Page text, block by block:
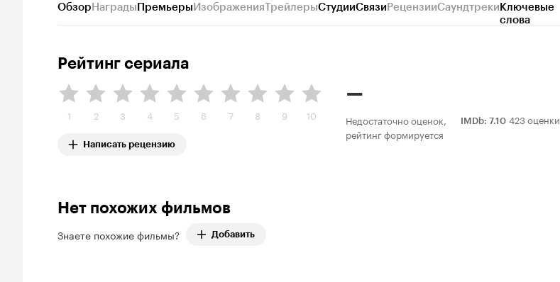
ОбзорНаградыПремьерыИзображенияТрейлерыСтудииСвязиРецензииСаундтрекиКлючевые
слова
Рейтинг сериала
1 2 3 4 5 6 7 8 9 10
Написать рецензию
–
Недостаточно оценок,
рейтинг формируется
IMDb: 7.10 423 оценки
Нет похожих фильмов
Знаете похожие фильмы? Добавить